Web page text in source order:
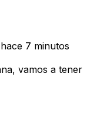
hace 7 minutos
vamos a tener